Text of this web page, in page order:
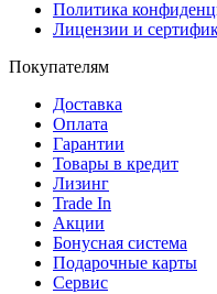
Политика
Лицензии и
Покупателям
Доставка
Оплата
Гарантии
Товары в кредит
Лизинг
Trade In
Акции
Бонусная система
Подарочные карты
Сервис